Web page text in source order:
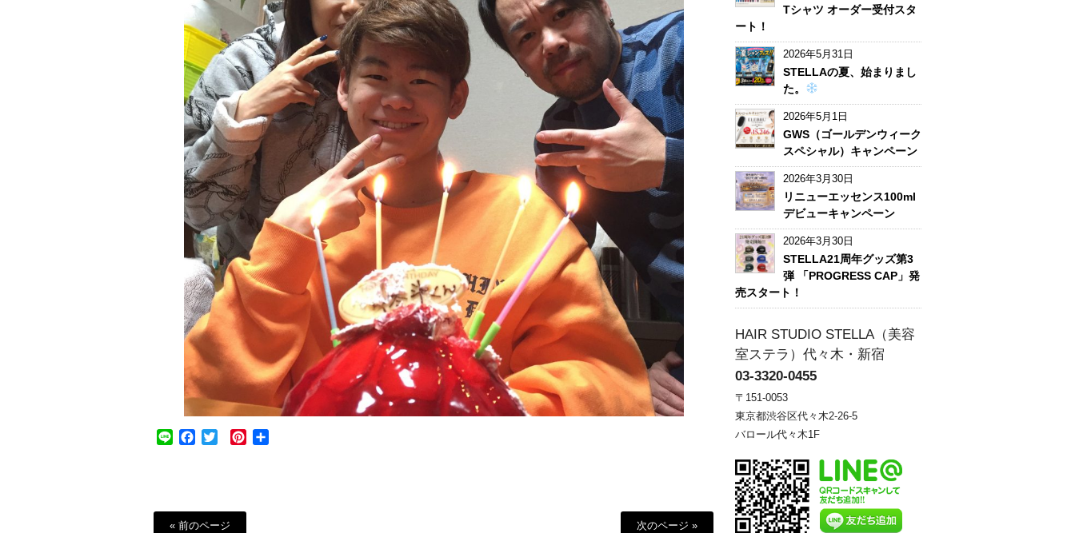
Line Facebook
Twitter Pinterest
« 前のページ 次のページ »
Tシャツ オーダー受付スタ
ート！
2026年5月31日
STELLAの夏、始まりまし
た。
2026年5月1日
GWS（ゴールデンウィーク
スペシャル）キャンペーン
2026年3月30日
リニューエッセンス100ml
デビューキャンペーン
2026年3月30日
STELLA21周年グッズ第3
弾 「PROGRESS CAP」発
売スタート！
HAIR STUDIO STELLA（美容
室ステラ）代々木・新宿
03-3320-0455
〒151-0053
東京都渋谷区代々木2-26-5
バロール代々木1F